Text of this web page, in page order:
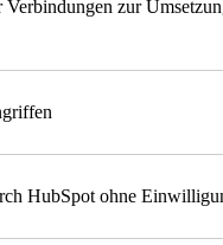
zur
HubSpot ohne